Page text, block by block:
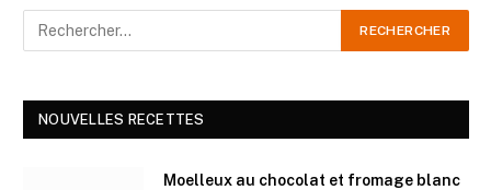
NOUVELLES RECETTES
Moelleux au chocolat et fromage blanc